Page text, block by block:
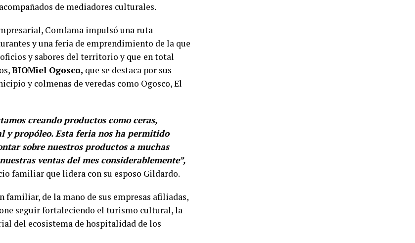
de mediadores culturales.
Comfama impulsó una ruta
y una feria de emprendimiento de la que
y sabores del territorio y que en total
BIOMiel Ogosco, que se destaca por sus
y colmenas de veredas como Ogosco, El
creando productos como ceras,
y propóleo. Esta feria nos ha permitido
sobre nuestros productos a muchas
ventas del mes considerablemente”,
familiar que lidera con su esposo Gildardo.
familiar, de la mano de sus empresas afiliadas,
seguir fortaleciendo el turismo cultural, la
del ecosistema de hospitalidad de los